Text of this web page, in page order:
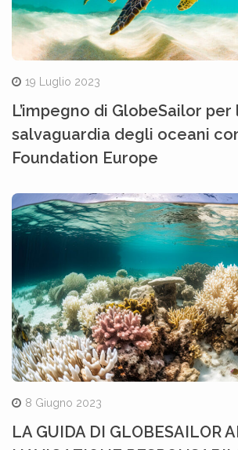
19 Luglio 2023
L’impegno di GlobeSailor per
salvaguardia degli oceani
Foundation Europe
8 Giugno 2023
LA GUIDA DI GLOBESAILOR